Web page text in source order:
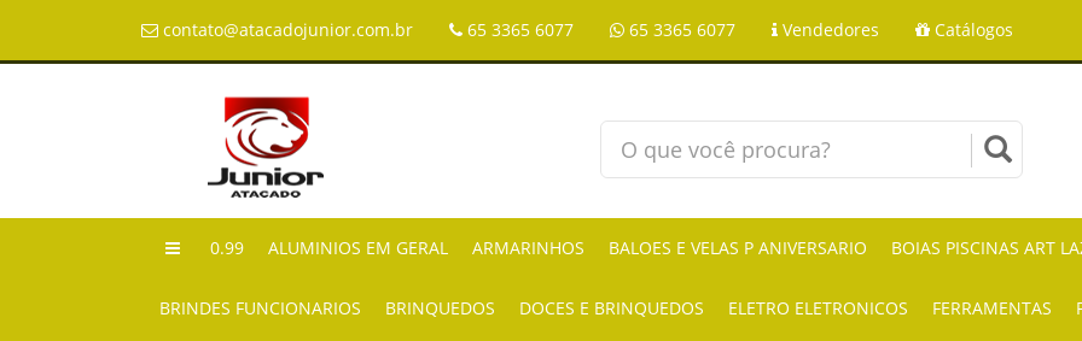
contato@atacadojunior.com.br 65 3365 6077 65 3365 6077 Vendedores Catálogos
0.99 ALUMINIOS EM GERAL ARMARINHOS BALOES E VELAS P ANIVERSARIO BOIAS PISCINAS ART
BRINDES FUNCIONARIOS BRINQUEDOS DOCES E BRINQUEDOS ELETRO ELETRONICOS FERRAMENTAS